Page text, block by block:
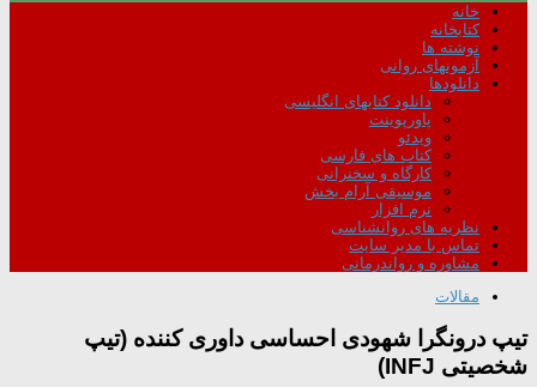
خانه
کتابخانه
نوشته ها
آزمونهای روانی
دانلودها
دانلود کتابهای انگلیسی
پاورپوینت
ویدئو
کتاب های فارسی
کارگاه و سخنرانی
موسیقی آرام بخش
نرم افزار
نظریه های روانشناسی
تماس با مدیر سایت
مشاوره و رواندرمانی
مقالات
تیپ درونگرا شهودی احساسی داوری کننده (تیپ
شخصیتی INFJ)